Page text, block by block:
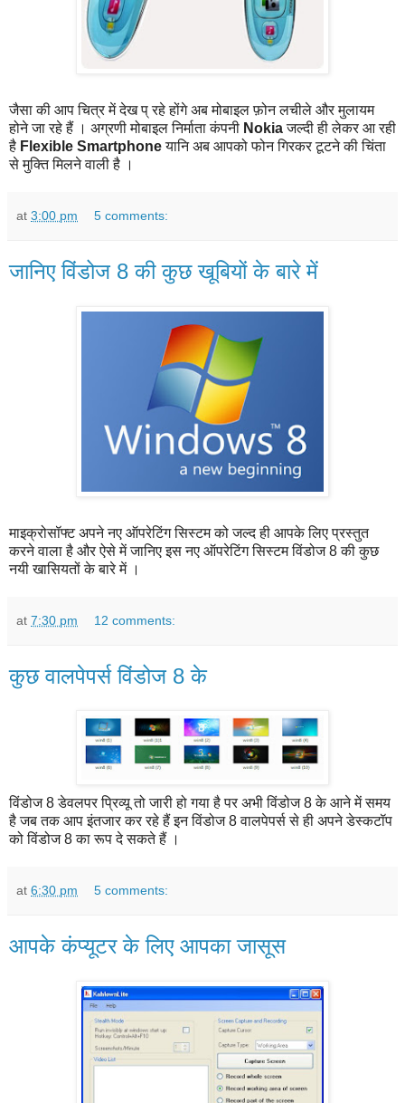
जैसा की आप चित्र में देख प् रहे होंगे अब मोबाइल फ़ोन लचीले और मुलायम
होने जा रहे हैं । अग्रणी मोबाइल निर्माता कंपनी Nokiaजल्दी ही लेकर आ रही
है Flexible Smartphoneयानि अब आपको फोन गिरकर टूटने की चिंता
से मुक्ति मिलने वाली है ।
at 3:00 pm 5 comments:
जानिए विंडोज 8 की कुछ खूबियों के बारे में
माइक्रोसॉफ्ट अपने नए ऑपरेटिंग सिस्टम को जल्द ही आपके लिए प्रस्तुत
करने वाला है और ऐसे में जानिए इस नए ऑपरेटिंग सिस्टम विंडोज 8 की कुछ
नयी खासियतों के बारे में ।
at 7:30 pm 12 comments:
कुछ वालपेपर्स विंडोज 8 के
विंडोज 8 डेवलपर प्रिव्यू तो जारी हो गया है पर अभी विंडोज 8 के आने में समय
है जब तक आप इंतजार कर रहे हैं इन विंडोज 8 वालपेपर्स से ही अपने डेस्कटॉप
को विंडोज 8 का रूप दे सकते हैं ।
at 6:30 pm 5 comments:
आपके कंप्यूटर के लिए आपका जासूस